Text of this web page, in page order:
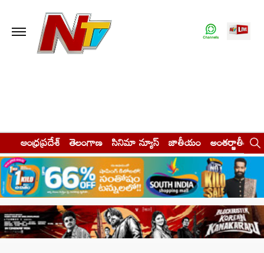
ఆంధ్రప్రదేశ్ తెలంగాణ సినిమా న్యూస్ జాతీయం అంతర్జాతీయం